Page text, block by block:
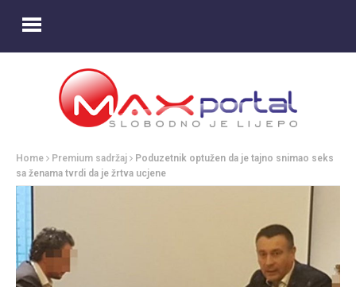
Home Premium sadržaj
Poduzetnik optužen da je tajno snimao seks
sa ženama tvrdi da je žrtva ucjene